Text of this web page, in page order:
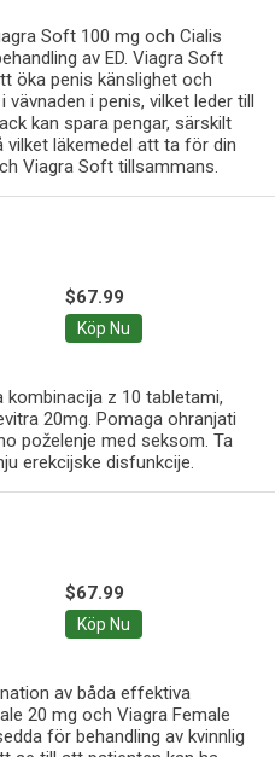
Soft 100 mg och Cialis
av ED. Viagra Soft
öka penis känslighet och
i penis, vilket leder till
kan spara pengar, särskilt
läkemedel att ta för din
Viagra Soft tillsammans.
$67.99
Köp Nu
kombinacija z 10 tabletami,
20mg. Pomaga ohranjati
poželenje med seksom. Ta
erekcijske disfunkcije.
$67.99
Köp Nu
av båda effektiva
20 mg och Viagra Female
för behandling av kvinnlig